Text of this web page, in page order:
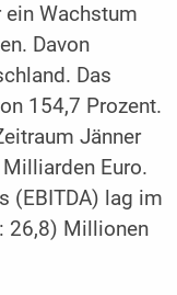
Wachstum
Davon
Das
154,7 Prozent.
Jänner
Euro.
(EBITDA) lag im
26,8) Millionen